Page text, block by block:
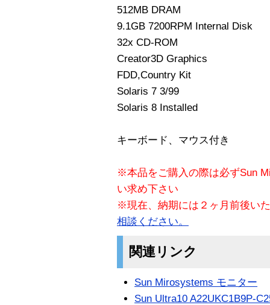
512MB DRAM
9.1GB 7200RPM Internal Disk
32x CD-ROM
Creator3D Graphics
FDD,Country Kit
Solaris 7 3/99
Solaris 8 Installed
キーボード、マウス付き
※本品をご購入の際は必ずSun
い求め下さい
※現在、納期には２ヶ月前後い
相談ください。
関連リンク
Sun Mirosystems モニター
Sun Ultra10 A22UKC1B9P-